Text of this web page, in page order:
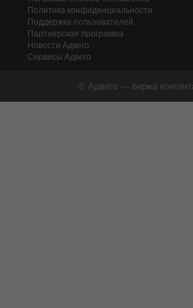
Политика конфиденциальности
Поддержка пользователей
Партнерская программа
Новости Адвего
Сервисы Адвего
© Адвего — биржа